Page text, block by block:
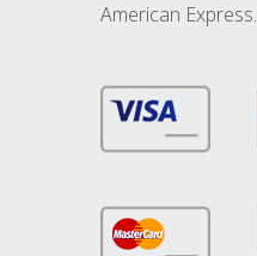
American Express.